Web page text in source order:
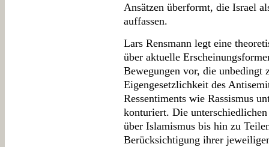
Ansätzen überformt, die Israel
auffassen.
Lars Rensmann legt eine
über aktuelle
Bewegungen vor, die unbedingt
Eigengesetzlichkeit des
Ressentiments wie Rassismus
konturiert. Die
über Islamismus bis hin zu
Berücksichtigung ihrer